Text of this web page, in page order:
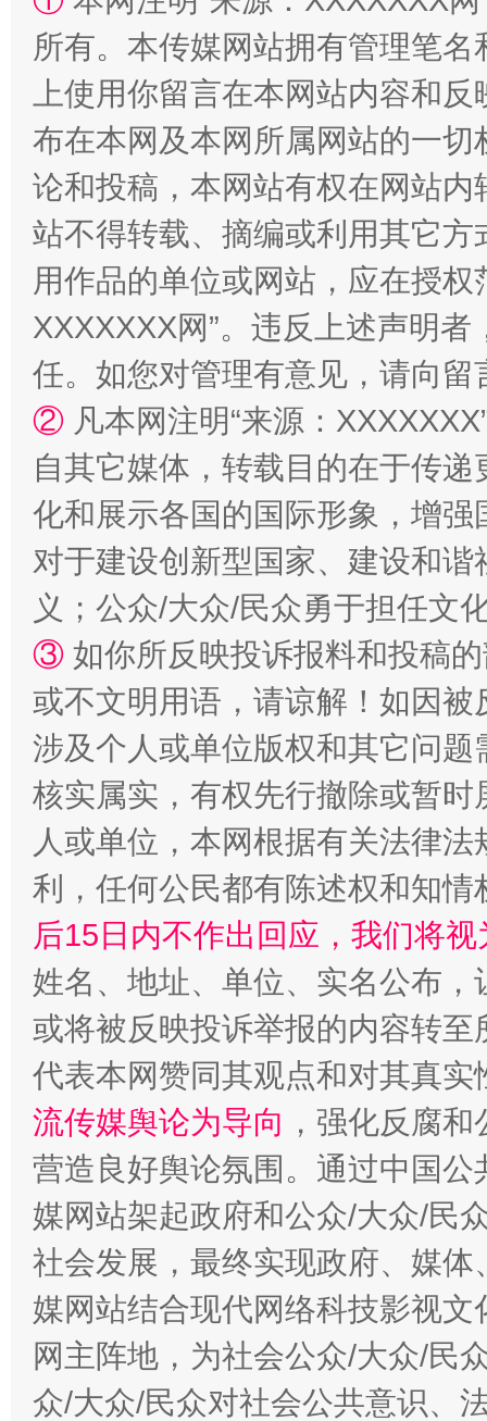
招工难、用工荒背后
网上购药对药下症？
这是一记警钟！ 谢
在谋一域中谋全局
今
所有。本传媒网站拥有管理笔
上使用你留言在本网站内容和
布在本网及本网所属网站的一
论和投稿，本网站有权在网站
站不得转载、摘编或利用其它
用作品的单位或网站，应在授
XXXXXXX网”。违反上述声明
任。如您对管理有意见，请向
② 凡本网注明“来源：
自其它媒体，转载目的在于传
化和展示各国的国际形象，增
对于建设创新型国家、建设和
义；公众/大众/民众勇于担任文
③ 如你所反映投诉报料和投稿
或不文明用语，请谅解！如因
涉及个人或单位版权和其它问题
核实属实，有权先行撤除或暂
人或单位，本网根据有关法律
利，任何公民都有陈述权和知情
后15日内不作出回应，我们将
姓名、地址、单位、实名公布
或将被反映投诉举报的内容转
代表本网赞同其观点和对其真实
流传媒舆论为导向 ，强化反腐
营造良好舆论氛围。通过中国
媒网站架起政府和公众/大众/民
社会发展，最终实现政府、媒
媒网站结合现代网络科技影视
网主阵地，为社会公众/大众/民
众/大众/民众对社会公共意识、